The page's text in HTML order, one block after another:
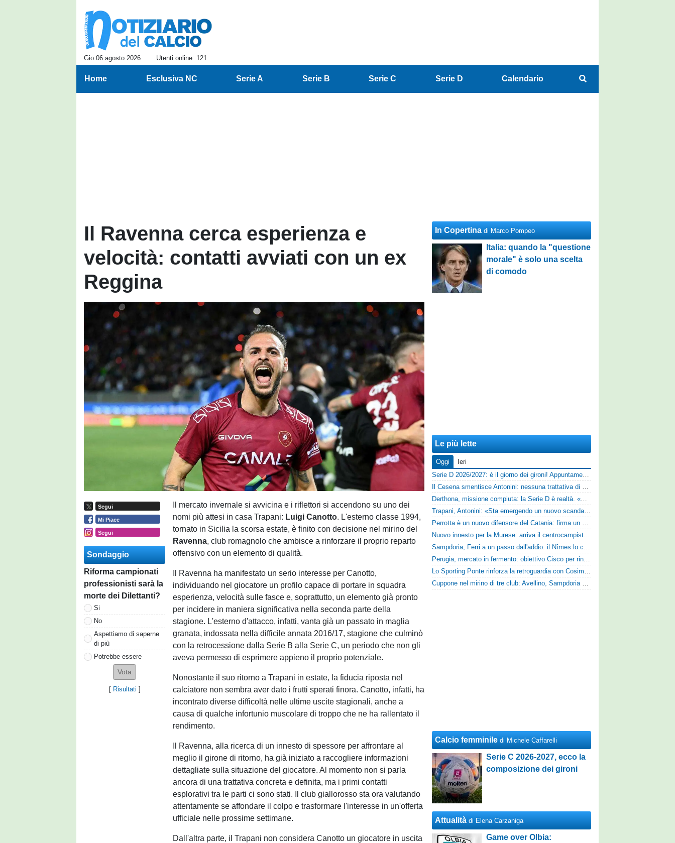
Gio 06 agosto 2026 Utenti online: 121
Home Esclusiva NC Serie A Serie B Serie C Serie D Calendario
Il Ravenna cerca esperienza e
velocità: contatti avviati con un ex
Reggina
Segui
Mi Piace
Segui
Sondaggio
Riforma campionati
professionisti sarà la
morte dei Dilettanti?
Si
No
Aspettiamo di saperne
di più
Potrebbe essere
[ Risultati ]
Il mercato invernale si avvicina e i riflettori si accendono su uno dei
nomi più attesi in casa Trapani: Luigi Canotto. L'esterno classe 1994,
tornato in Sicilia la scorsa estate, è finito con decisione nel mirino del
Ravenna, club romagnolo che ambisce a rinforzare il proprio reparto
offensivo con un elemento di qualità.
Il Ravenna ha manifestato un serio interesse per Canotto,
individuando nel giocatore un profilo capace di portare in squadra
esperienza, velocità sulle fasce e, soprattutto, un elemento già pronto
per incidere in maniera significativa nella seconda parte della
stagione. L'esterno d'attacco, infatti, vanta già un passato in maglia
granata, indossata nella difficile annata 2016/17, stagione che culminò
con la retrocessione dalla Serie B alla Serie C, un periodo che non gli
aveva permesso di esprimere appieno il proprio potenziale.
Nonostante il suo ritorno a Trapani in estate, la fiducia riposta nel
calciatore non sembra aver dato i frutti sperati finora. Canotto, infatti, ha
incontrato diverse difficoltà nelle ultime uscite stagionali, anche a
causa di qualche infortunio muscolare di troppo che ne ha rallentato il
rendimento.
Il Ravenna, alla ricerca di un innesto di spessore per affrontare al
meglio il girone di ritorno, ha già iniziato a raccogliere informazioni
dettagliate sulla situazione del giocatore. Al momento non si parla
ancora di una trattativa concreta e definita, ma i primi contatti
esplorativi tra le parti ci sono stati. Il club giallorosso sta ora valutando
attentamente se affondare il colpo e trasformare l'interesse in un'offerta
ufficiale nelle prossime settimane.
Dall'altra parte, il Trapani non considera Canotto un giocatore in uscita
In Copertina di Marco Pompeo
Italia: quando la "questione
morale" è solo una scelta
di comodo
Le più lette
Oggi
Ieri
Serie D 2026/2027: è il giorno dei gironi! Appuntamento fissato
Il Cesena smentisce Antonini: nessuna trattativa di cessione
Derthona, missione compiuta: la Serie D è realtà. «Siamo una società seria»
Trapani, Antonini: «Sta emergendo un nuovo scandalo»
Perrotta è un nuovo difensore del Catania: firma un contratto annuale
Nuovo innesto per la Murese: arriva il centrocampista Tomas Acosta
Sampdoria, Ferri a un passo dall'addio: il Nîmes lo cerca
Perugia, mercato in fermento: obiettivo Cisco per rinforzare la fascia
Lo Sporting Ponte rinforza la retroguardia con Cosimo Michele Rotondi
Cuppone nel mirino di tre club: Avellino, Sampdoria e Vicenza sull'attaccante dell'Entella
Calcio femminile di Michele Caffarelli
Serie C 2026-2027, ecco la
composizione dei gironi
Attualità di Elena Carzaniga
Game over Olbia: